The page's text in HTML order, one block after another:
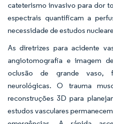
cateterismo invasivo para dor
espectrais quantificam a
necessidade de estudos
As diretrizes para acidente
angiotomografia e imagem
oclusão de grande vaso,
neurológicas. O trauma
reconstruções 3D para
estudos vasculares